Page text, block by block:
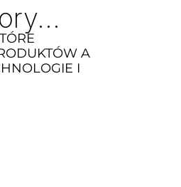
A
I